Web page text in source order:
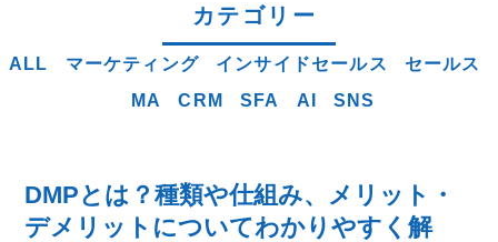
カテゴリー
ALL マーケティング インサイドセールス
セールス
MA
CRM SFA AI SNS
DMPとは？種類や仕組み、メリット・
デメリットについてわかりやすく解